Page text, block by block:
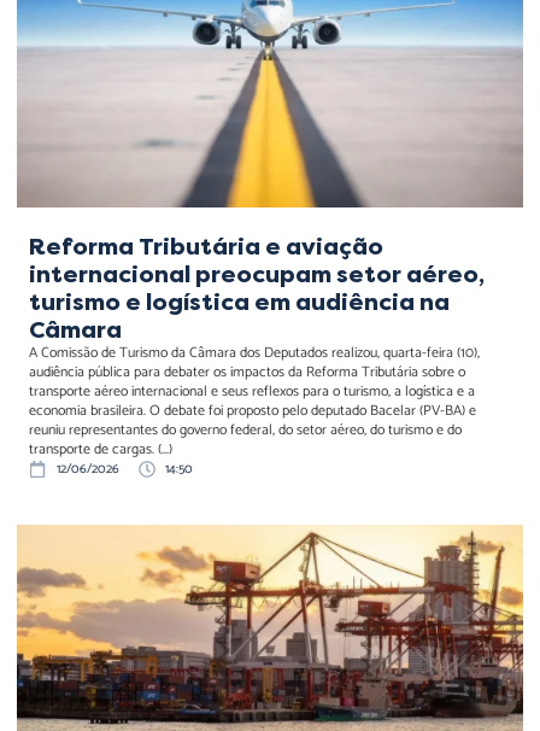
preocupam setor aéreo,
turismo e logística em
audiência na Câmara
Reforma Tributária e aviação
internacional preocupam setor aéreo,
turismo e logística em audiência na
Câmara
A Comissão de Turismo da Câmara dos Deputados realizou, quarta-feira (10),
audiência pública para debater os impactos da Reforma Tributária sobre o
transporte aéreo internacional e seus reflexos para o turismo, a logística e a
economia brasileira. O debate foi proposto pelo deputado Bacelar (PV-BA) e
reuniu representantes do governo federal, do setor aéreo, do turismo e do
transporte de cargas. (...)
12/06/2026 14:50
Prorrogação de vigência
de TUPs: a armadilha do
critério vinculante mal
instruído